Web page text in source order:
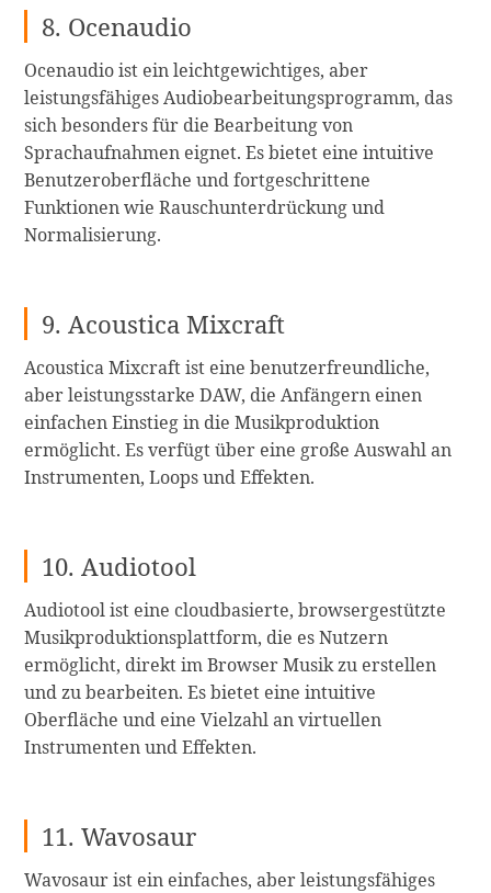
8. Ocenaudio
Ocenaudio ist ein leichtgewichtiges, aber
leistungsfähiges Audiobearbeitungsprogramm, das
sich besonders für die Bearbeitung von
Sprachaufnahmen eignet. Es bietet eine intuitive
Benutzeroberfläche und fortgeschrittene
Funktionen wie Rauschunterdrückung und
Normalisierung.
9. Acoustica Mixcraft
Acoustica Mixcraft ist eine benutzerfreundliche,
aber leistungsstarke DAW, die Anfängern einen
einfachen Einstieg in die Musikproduktion
ermöglicht. Es verfügt über eine große Auswahl an
Instrumenten, Loops und Effekten.
10. Audiotool
Audiotool ist eine cloudbasierte, browsergestützte
Musikproduktionsplattform, die es Nutzern
ermöglicht, direkt im Browser Musik zu erstellen
und zu bearbeiten. Es bietet eine intuitive
Oberfläche und eine Vielzahl an virtuellen
Instrumenten und Effekten.
11. Wavosaur
Wavosaur ist ein einfaches, aber leistungsfähiges